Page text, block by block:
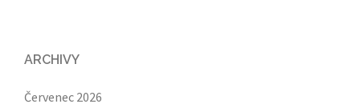
ARCHIVY
Červenec 2026